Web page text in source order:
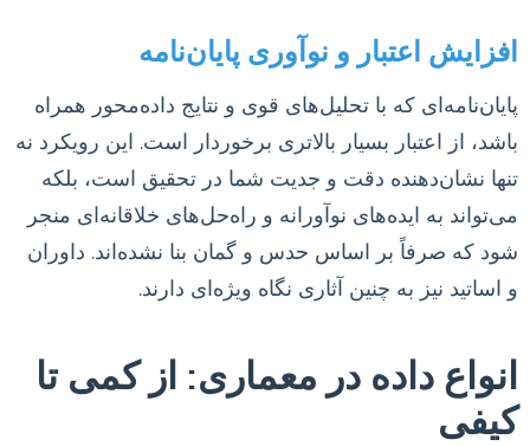
افزایش اعتبار و نوآوری پایان‌نامه
پایان‌نامه‌ای که با تحلیل‌های قوی و نتایج داده‌محور همراه
باشد، از اعتبار بسیار بالاتری برخوردار است. این رویکرد نه
تنها نشان‌دهنده دقت و جدیت شما در تحقیق است، بلکه
می‌تواند به ایده‌های نوآورانه و راه‌حل‌های خلاقانه‌ای منجر
شود که صرفاً بر اساس حدس و گمان بنا نشده‌اند. داوران
و اساتید نیز به چنین آثاری نگاه ویژه‌ای دارند.
انواع داده در معماری: از کمی تا
کیفی